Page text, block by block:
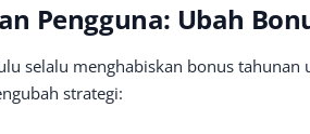
Pengguna: Ubah
selalu menghabiskan bonus
strategi: